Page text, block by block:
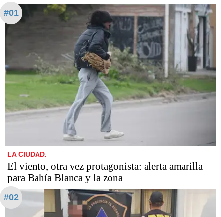
#01
LA CIUDAD.
El viento, otra vez protagonista: alerta amarilla
para Bahía Blanca y la zona
#02